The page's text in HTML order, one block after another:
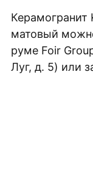
Керамогранит
матовый
руме Foir
Луг, д. 5) или
Плитка